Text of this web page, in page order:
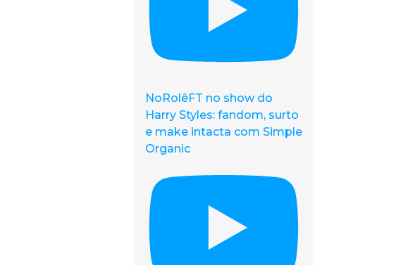
NoRolêFT no show do
Harry Styles: fandom, surto
e make intacta com Simple
Organic